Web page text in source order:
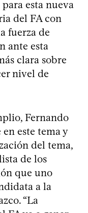
esta nueva
del FA con
fuerza de
ante esta
clara sobre
nivel de
Fernando
este tema y
del tema,
de los
que uno
a la
“La